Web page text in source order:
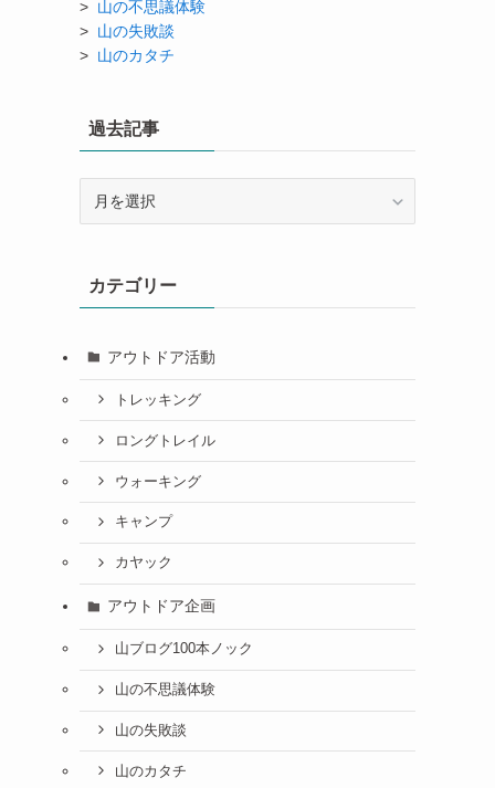
> 山の不思議体験
> 山の失敗談
> 山のカタチ
過去記事
カテゴリー
アウトドア活動
トレッキング
ロングトレイル
ウォーキング
キャンプ
カヤック
アウトドア企画
山ブログ100本ノック
山の不思議体験
山の失敗談
山のカタチ